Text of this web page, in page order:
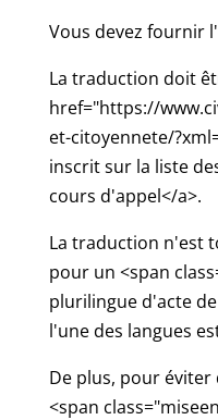
Vous devez fournir
La traduction doit
href="https://
et-citoyennete/
inscrit sur la liste
cours d'appel</a>.
La traduction n'est
pour un <span
plurilingue d'acte
l'une des langues
De plus, pour
<span